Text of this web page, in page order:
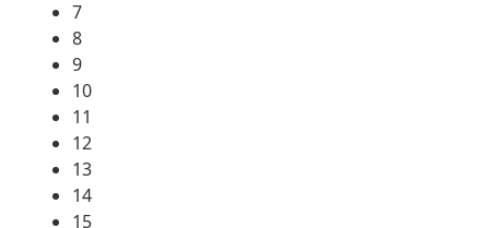
7
8
9
10
11
12
13
14
15